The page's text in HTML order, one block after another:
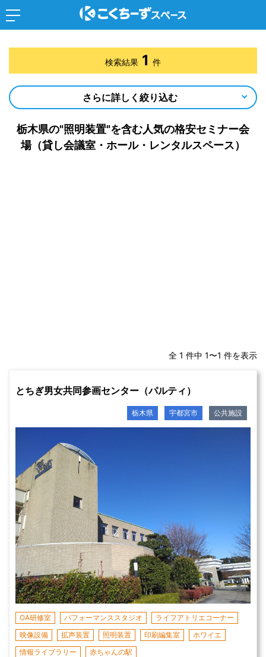
栃木県の"照明装置"を含む人気の格安セミナー会
場（貸し会議室・ホール・レンタルスペース）
全 1 件中 1〜1 件を表示
とちぎ男女共同参画センター（パルティ）
栃木県 宇都宮市 公共施設
OA研修室 パフォーマンススタジオ
ライフアトリエコーナー
映像設備
拡声装置 照明装置 印刷編集室
ホワイエ
情報ライブラリー
赤ちゃんの駅
検索結果 1 件
さらに詳しく絞り込む